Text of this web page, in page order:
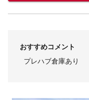
おすすめコメント
プレハブ倉庫あり